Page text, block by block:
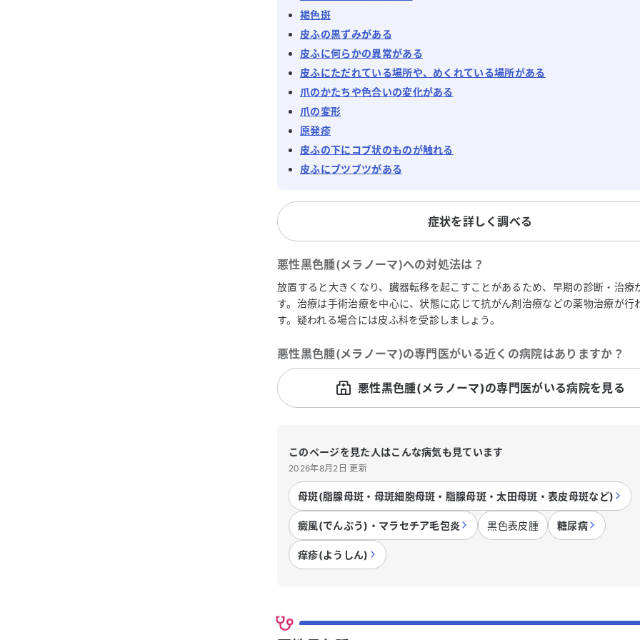
褐色斑
皮ふの黒ずみがある
皮ふに何らかの異常がある
皮ふにただれている場所や、めくれている場所がある
爪のかたちや色合いの変化がある
爪の変形
原発疹
皮ふの下にコブ状のものが触れる
皮ふにブツブツがある
症状を詳しく調べる
悪性黒色腫(メラノーマ)への対処法は？
放置すると大きくなり、臓器転移を起こすことがあるため、早期の診断・治療
す。治療は手術治療を中心に、状態に応じて抗がん剤治療などの薬物治療が行
す。疑われる場合には皮ふ科を受診しましょう。
悪性黒色腫(メラノーマ)の専門医がいる近くの病院はありますか？
悪性黒色腫(メラノーマ)の専門医がいる病院を見る
このページを見た人はこんな病気も見ています
2026年8月2日 更新
母斑(脂腺母斑・母斑細胞母斑・脂腺母斑・太田母斑・表皮母斑など)
癜風(でんぷう)・マラセチア毛包炎 黒色表皮腫 糖尿病
痒疹(ようしん)